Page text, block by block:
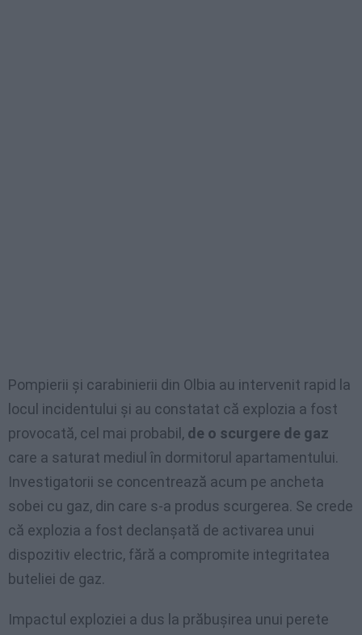
Pompierii și carabinierii din Olbia au intervenit rapid la
locul incidentului și au constatat că explozia a fost
provocată, cel mai probabil, de o scurgere de gaz
care a saturat mediul în dormitorul apartamentului.
Investigatorii se concentrează acum pe ancheta
sobei cu gaz, din care s-a produs scurgerea. Se crede
că explozia a fost declanșată de activarea unui
dispozitiv electric, fără a compromite integritatea
buteliei de gaz.
Impactul exploziei a dus la prăbușirea unui perete